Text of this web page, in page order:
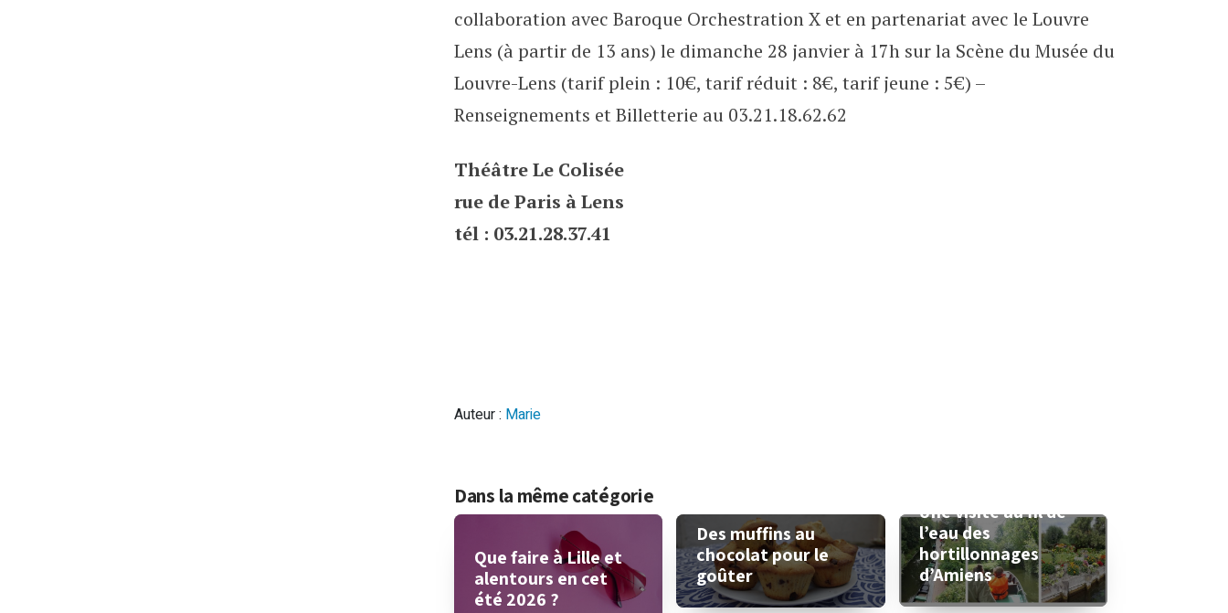
collaboration avec Baroque Orchestration X et en partenariat avec le Louvre
Lens (à partir de 13 ans) le dimanche 28 janvier à 17h sur la Scène du Musée du
Louvre-Lens (tarif plein : 10€, tarif réduit : 8€, tarif jeune : 5€) –
Renseignements et Billetterie au 03.21.18.62.62
Théâtre Le Colisée
rue de Paris à Lens
tél : 03.21.28.37.41
Auteur : Marie
Dans la même catégorie
Que faire à Lille et
alentours en cet
été 2026 ?
Des muffins au
chocolat pour le
goûter
Une visite au fil de
l’eau des
hortillonnages
d’Amiens